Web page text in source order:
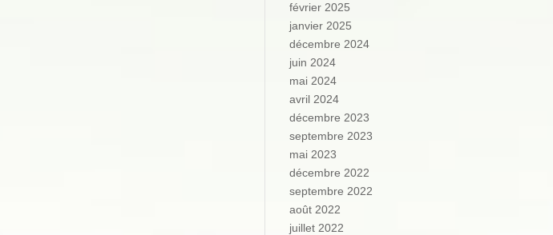
février 2025
janvier 2025
décembre 2024
juin 2024
mai 2024
avril 2024
décembre 2023
septembre 2023
mai 2023
décembre 2022
septembre 2022
août 2022
juillet 2022